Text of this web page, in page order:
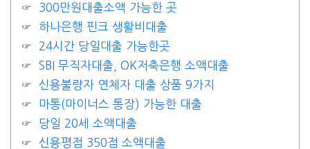
300만원대출소액 가능한 곳
하나은행 핀크 생활비대출
24시간 당일대출 가능한곳
SBI 무직자대출, OK저축은행 소액대출
신용불량자 연체자 대출 상품 9가지
마통(마이너스 통장) 가능한 대출
당일 20세 소액대출
신용평점 350점 소액대출